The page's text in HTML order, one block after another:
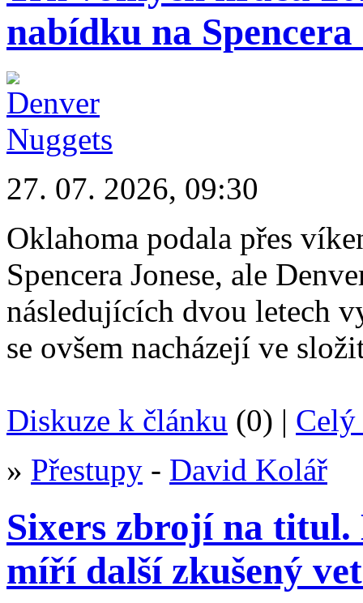
nabídku na Spencera
27. 07. 2026, 09:30
Oklahoma podala přes
Spencera Jonese, ale
následujících dvou letech
se ovšem nacházejí ve
Diskuze k článku (0) | Celý
» Přestupy - David Kolář
Sixers zbrojí na
míří další zkušený